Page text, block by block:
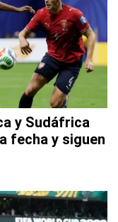
y Sudáfrica
fecha y siguen